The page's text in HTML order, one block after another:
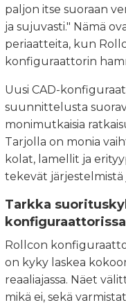
paljon itse suoraan
ja sujuvasti." Nämä
periaatteita, kun
konfiguraattorin
Uusi CAD-
suunnittelusta
monimutkaisia
Tarjolla on monia
kolat, lamellit ja
tekevät järjestelmistä
Tarkka
konfiguraattorissa
Rollcon
on kyky laskea
reaaliajassa. Näet
mikä ei, sekä